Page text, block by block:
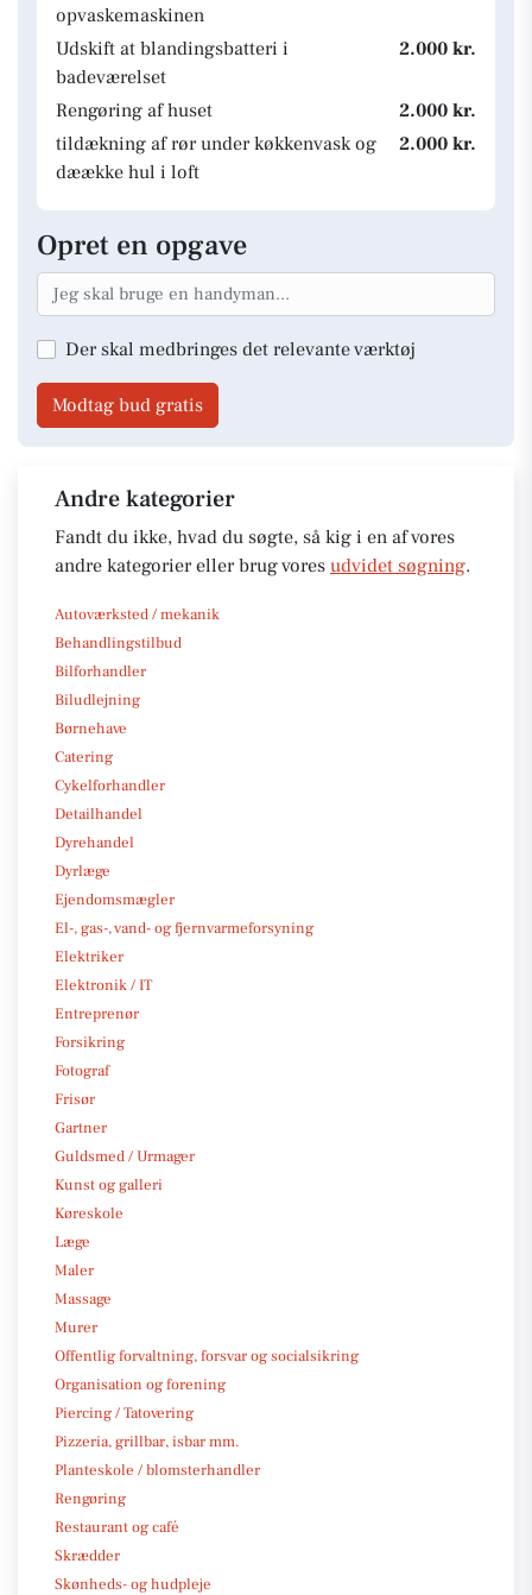
opvaskemaskinen
Udskift at blandingsbatteri i
badeværelset
2.000 kr.
Rengøring af huset
2.000 kr.
tildækning af rør under køkkenvask og
dæække hul i loft
2.000 kr.
Opret en opgave
Der skal medbringes det relevante værktøj
Modtag bud gratis
Andre kategorier
Fandt du ikke, hvad du søgte, så kig i en af vores
andre kategorier eller brug vores udvidet søgning.
Autoværksted / mekanik
Behandlingstilbud
Bilforhandler
Biludlejning
Børnehave
Catering
Cykelforhandler
Detailhandel
Dyrehandel
Dyrlæge
Ejendomsmægler
El-, gas-, vand- og fjernvarmeforsyning
Elektriker
Elektronik / IT
Entreprenør
Forsikring
Fotograf
Frisør
Gartner
Guldsmed / Urmager
Kunst og galleri
Køreskole
Læge
Maler
Massage
Murer
Offentlig forvaltning, forsvar og socialsikring
Organisation og forening
Piercing / Tatovering
Pizzeria, grillbar, isbar mm.
Planteskole / blomsterhandler
Rengøring
Restaurant og café
Skrædder
Skønheds- og hudpleje